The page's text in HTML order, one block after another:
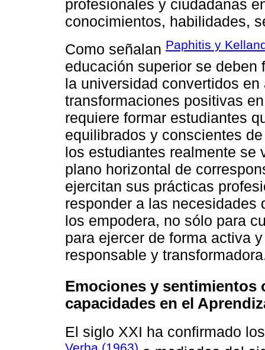
profesionales y ciudadanas
conocimientos, habilidades,
Como señalan Paphitis y
educación superior se deben
la universidad convertidos
transformaciones positivas
requiere formar estudiantes
equilibrados y conscientes
los estudiantes realmente se
plano horizontal de
ejercitan sus prácticas
responder a las necesidades
los empodera, no sólo para
para ejercer de forma activa
responsable y
Emociones y sentimientos
capacidades en el
El siglo XXI ha confirmado
Verba (1963)